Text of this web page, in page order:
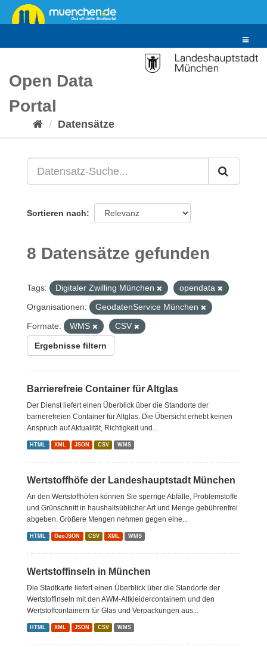
Überspringen
zum
Toggle
Open Data
Portal
Datensätze
Sortieren nach
8 Datensätze gefunden
Tags: Digitaler Zwilling München
opendata
Organisationen:
GeodatenService München
Formate:
WMS CSV
Ergebnisse filtern
Barrierefreie Container für Altglas
Der Dienst liefert einen Überblick über die Standorte der
barrierefreien Container für Altglas. Die Übersicht erhebt keinen
Anspruch auf Aktualität, Richtigkeit und...
HTML XML JSON CSV WMS
Wertstoffhöfe der Landeshauptstadt München
An den Wertstoffhöfen können Sie sperrige Abfälle, Problemstoffe
und Grünschnitt in haushaltsüblicher Art und Menge gebührenfrei
abgeben. Größere Mengen nehmen gegen eine...
HTML GeoJSON CSV XML WMS
Wertstoffinseln in München
Die Stadtkarte liefert einen Überblick über die Standorte der
Wertstoffinseln mit den AWM-Altkleidercontainern und den
Wertstoffcontainern für Glas und Verpackungen aus...
HTML XML JSON CSV WMS